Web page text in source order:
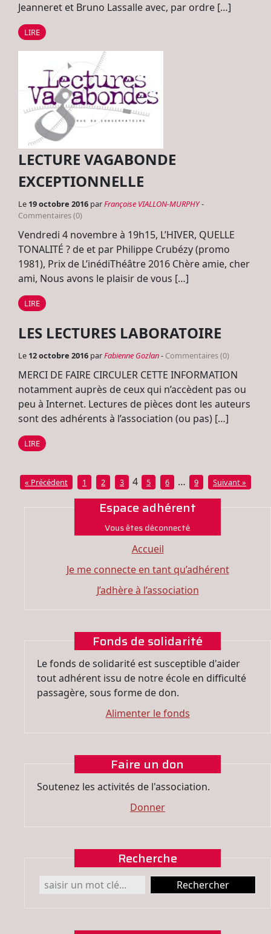
Jeanneret et Bruno Lassalle avec, par ordre […]
LIRE
LECTURE VAGABONDE
EXCEPTIONNELLE
Le 19 octobre 2016 parFrançoise VIALLON-MURPHY-
Commentaires (0)
Vendredi 4 novembre à 19h15, L’HIVER, QUELLE
TONALITÉ ? de et par Philippe Crubézy (promo
1981), Prix de L’inédiThéâtre 2016 Chère amie, cher
ami, Nous avons le plaisir de vous […]
LIRE
LES LECTURES LABORATOIRE
Le 12 octobre 2016 parFabienne Gozlan- Commentaires (0)
MERCI DE FAIRE CIRCULER CETTE INFORMATION
notamment auprès de ceux qui n’accèdent pas ou
peu à Internet. Lectures de pièces dont les auteurs
sont des adhérents à l’association (ou pas) […]
LIRE
« Précédent 1 2 3 4 5 6 … 9 Suivant »
Espace adhérent
Vous êtes déconnecté
Accueil
Je me connecte en tant qu’adhérent
J’adhère à l’association
Fonds de solidarité
Le fonds de solidarité est susceptible d'aider
tout adhérent issu de notre école en difficulté
passagère, sous forme de don.
Alimenter le fonds
Faire un don
Soutenez les activités de l'association.
Donner
Recherche